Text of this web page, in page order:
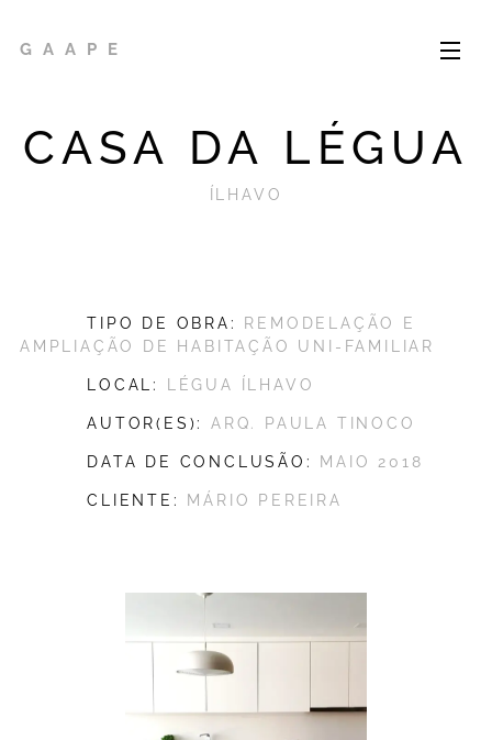
G A A P E
CASA DA LÉGUA
ÍLHAVO
TIPO DE OBRA:
REMODELAÇÃO E
AMPLIAÇÃO DE HABITAÇÃO UNI-FAMILIAR
LOCAL: LÉGUA ÍLHAVO
AUTOR(ES): ARQ. PAULA TINOCO
DATA DE CONCLUSÃO: MAIO 2018
CLIENTE: MÁRIO PEREIRA